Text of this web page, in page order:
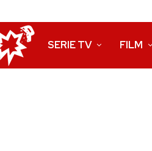
SERIE TV FILM